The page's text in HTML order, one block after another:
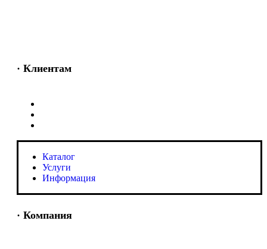
· Клиентам
Каталог
Услуги
Информация
· Компания